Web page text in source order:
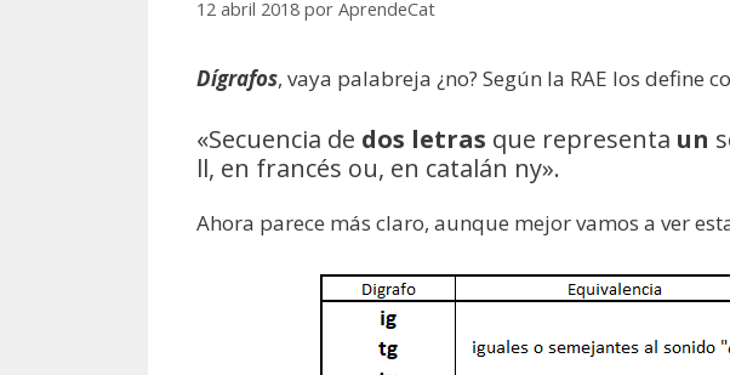
12 abril 2018 por AprendeCat
Dígrafos, vaya palabreja ¿no? Según la RAE los define
«Secuencia de dos letras que representa un
ll, en francés ou, en catalán ny».
Ahora parece más claro, aunque mejor vamos a ver